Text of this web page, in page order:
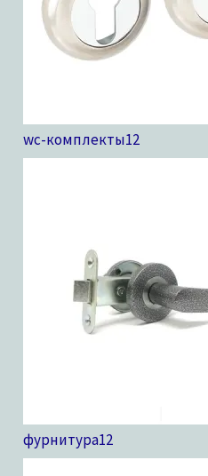
wc-комплекты12
фурнитура12